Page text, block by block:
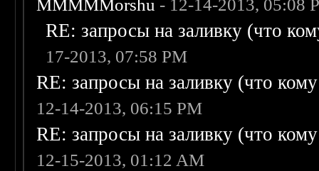
MMMMMorshu - 12-14-2013, 05:08
RE: запросы на заливку (что
17-2013, 07:58 PM
RE: запросы на заливку (что
12-14-2013, 06:15 PM
RE: запросы на заливку (что
12-15-2013, 01:12 AM